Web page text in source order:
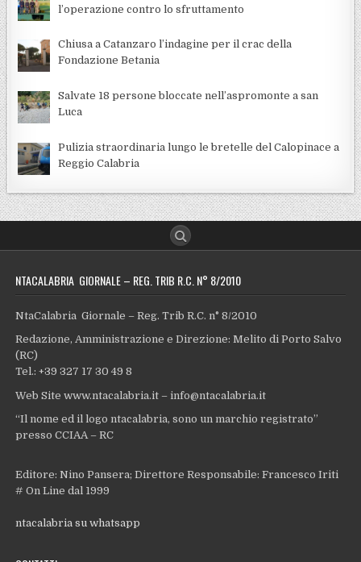
l’operazione contro lo sfruttamento
Chiusa a Catanzaro l’indagine per il crac della
Fondazione Betania
Salvate 18 persone bloccate nell’aspromonte a san
Luca
Pulizia straordinaria lungo le bretelle del Calopinace a
Reggio Calabria
NTACALABRIA GIORNALE – REG. TRIB R.C. N° 8/2010
NtaCalabria Giornale – Reg. Trib R.C. n° 8/2010
Redazione, Amministrazione e Direzione: Melito di Porto Salvo
(RC)
Tel.: +39 327 17 30 49 8
Web Site www.ntacalabria.it – info@ntacalabria.it
“Il nome ed il logo ntacalabria, sono un marchio registrato”
presso CCIAA – RC
Editore: Nino Pansera; Direttore Responsabile: Francesco Iriti
# On Line dal 1999
ntacalabria su whatsapp